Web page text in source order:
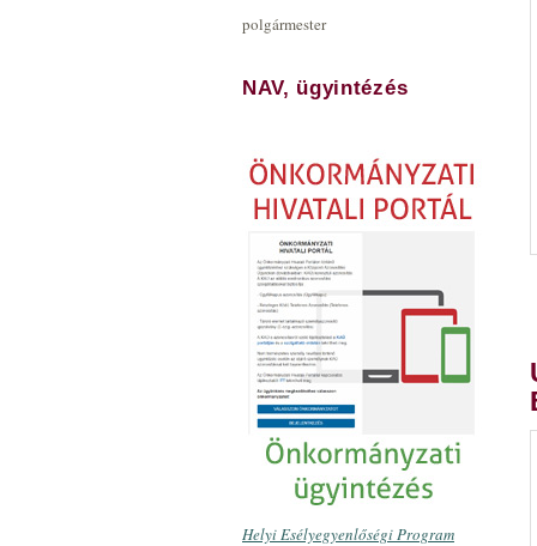
polgármester
NAV, ügyintézés
Helyi Esélyegyenlőségi Program